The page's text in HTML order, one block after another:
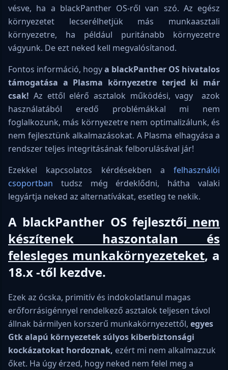
vésve, ha a blackPanther OS-ről van szó. Az egész
környezetet lecserélhetjük más munkaasztali
környezetre, ha például puritánabb környezetre
vágyunk. De ezt neked kell megvalósítanod.
Fontos információ, hogya blackPanther OS hivatalos
támogatása a Plasma környezetre terjed ki már
csak! Az ettől elérő asztalok működési, vagy azok
használatából eredő problémákkal mi nem
foglalkozunk, más környezetre nem optimalizálunk, és
nem fejlesztünk alkalmazásokat. A Plasma elhagyása a
rendszer teljes integritásának felborulásával jár!
Ezekkel kapcsolatos kérdésekben a felhasználói
csoportban tudsz még érdeklődni, hátha valaki
legyártja neked az alternatívákat, esetleg te nekik.
A blackPanther OS fejlesztői nem
készítenek haszontalan és
felesleges munkakörnyezeteket, a
18.x -től kezdve.
Ezek az ócska, primitív és indokolatlanul magas
erőforrásigénnyel rendelkező asztalok teljesen távol
állnak bármilyen korszerű munkakörnyezettől, egyes
Gtk alapú környezetek súlyos kiberbiztonsági
kockázatokat hordoznak, ezért mi nem alkalmazzuk
őket. Ha úgy érzed, hogy neked nem felel meg a